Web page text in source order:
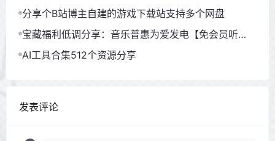
分享个B站博主自建的游戏下载站支持多个网盘
宝藏福利低调分享：音乐普惠为爱发电【免会员听
歌】
AI工具合集512个资源分享
发表评论